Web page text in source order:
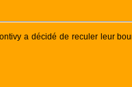
a décidé de reculer leur